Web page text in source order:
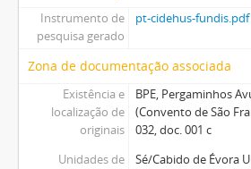
Instrumento de
pesquisa gerado
pt-cidehus-fundis.pdf
Zona de documentação associada
Existência e
localização de
originais
BPE, Pergaminhos
(Convento de São
032, doc. 001 c
Unidades de
Sé/Cabido de Évora